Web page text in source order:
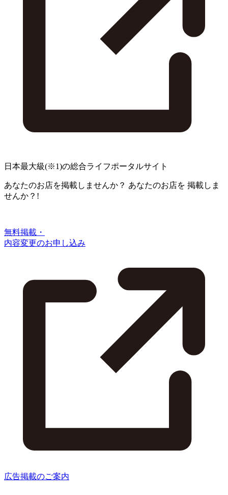
日本最大級(※1)の総合ライフポータルサイト
あなたのお店を掲載しませんか？ あなたのお店を 掲載しま
せんか？!
無料掲載・
内容変更のお申し込み
広告掲載のご案内